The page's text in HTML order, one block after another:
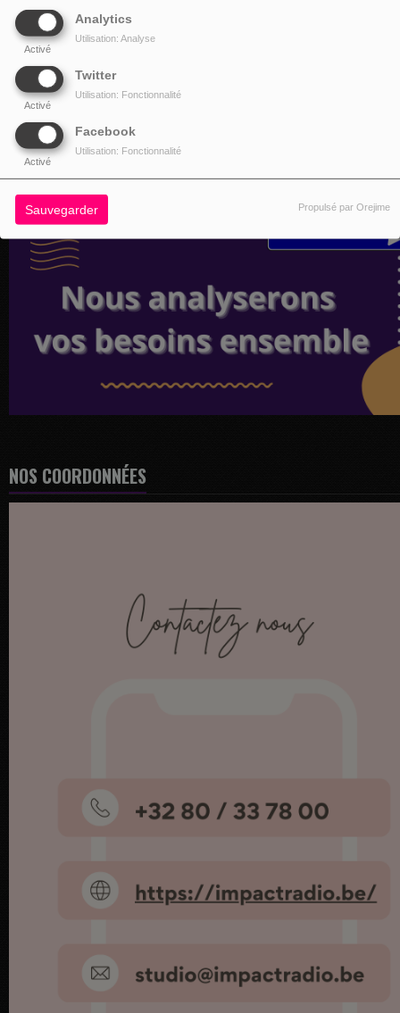
Analytics
Activé
Utilisation: Analyse
Twitter
Activé
Utilisation: Fonctionnalité
Facebook
Activé
Utilisation: Fonctionnalité
Sauvegarder Propulsé par Orejime
NOS COORDONNÉES